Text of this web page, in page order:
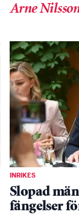
Arne
INRIKES
Slopad
fängelser